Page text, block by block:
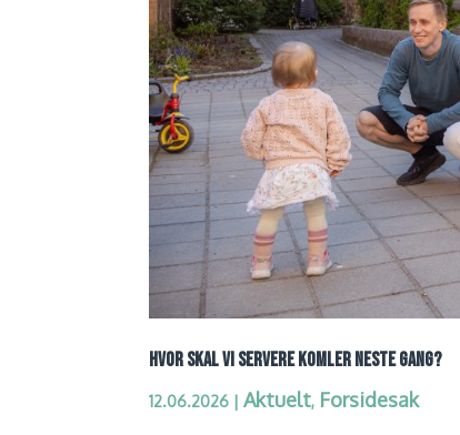
HVOR SKAL VI SERVERE KOMLER NESTE GANG?
12.06.2026 |Aktuelt, Forsidesak